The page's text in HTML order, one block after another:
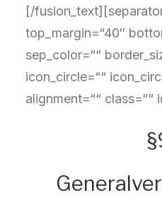
[/
top_margin=“40″
sep_color=““
icon_circle=““
alignment=““ class=““